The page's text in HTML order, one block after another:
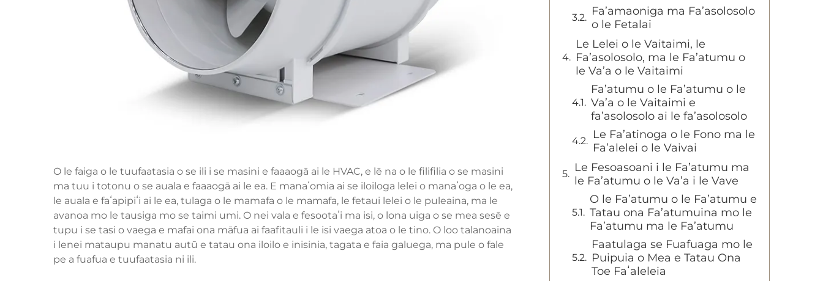
O le faiga o le tuufaatasia o se ili i se masini e faaaogā ai le HVAC, e lē na o le filifilia o se masini
ma tuu i totonu o se auala e faaaogā ai le ea. E manaʻomia ai se iloiloga lelei o manaʻoga o le ea,
le auala e faʻapipiʻi ai le ea, tulaga o le mamafa o le mamafa, le fetaui lelei o le puleaina, ma le
avanoa mo le tausiga mo se taimi umi. O nei vala e fesootaʻi ma isi, o lona uiga o se mea sesē e
tupu i se tasi o vaega e mafai ona māfua ai faafitauli i le isi vaega atoa o le tino. O loo talanoaina
i lenei mataupu manatu autū e tatau ona iloilo e inisinia, tagata e faia galuega, ma pule o fale
pe a fuafua e tuufaatasia ni ili.
Fa’amaoniga ma Fa’asolosolo
o le Fetalai
Le Lelei o le Vaitaimi, le
Fa’asolosolo, ma le Fa’atumu o
le Va’a o le Vaitaimi
Fa’atumu o le Fa’atumu o le
Va’a o le Vaitaimi e
fa’asolosolo ai le fa’asolosolo
Le Fa’atinoga o le Fono ma le
Fa’alelei o le Vaivai
Le Fesoasoani i le Fa’atumu ma
le Fa’atumu o le Va’a i le Vave
O le Fa’atumu o le Fa’atumu e
Tatau ona Fa’atumuina mo le
Fa’atumu ma le Fa’atumu
Faatulaga se Fuafuaga mo le
Puipuia o Mea e Tatau Ona
Toe Faʻaleleia